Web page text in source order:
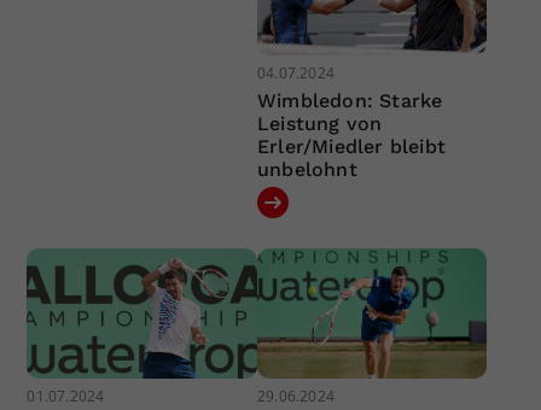
04.07.2024
Wimbledon: Starke
Leistung von
Erler/Miedler bleibt
unbelohnt
01.07.2024 29.06.2024